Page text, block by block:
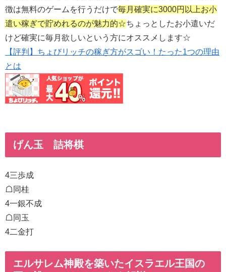
徴は無料のゲームを行うだけで毎月確実に3000円以上お小
遣い稼ぎで貯めれるのが魅力的☆ちょっとしたお小遣いだ
けど確実に毎月欲しいという方にオススメします☆
【評判】ちょびリッチの稼ぎ方がスゴい！たった1つの理由
とは
げん玉 詰将棋
4三歩成
☖同桂
4一銀不成
☖同玉
4二金打
エルサレム神殿を築いたイスラエル王国の